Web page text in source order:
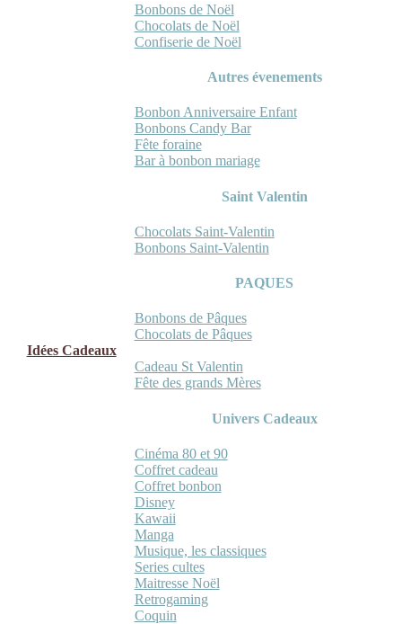
Bonbons de Noël
Chocolats de Noël
Confiserie de Noël
Autres évenements
Bonbon Anniversaire Enfant
Bonbons Candy Bar
Fête foraine
Bar à bonbon mariage
Saint Valentin
Chocolats Saint-Valentin
Bonbons Saint-Valentin
PAQUES
Bonbons de Pâques
Chocolats de Pâques
Idées Cadeaux
Cadeau St Valentin
Fête des grands Mères
Univers Cadeaux
Cinéma 80 et 90
Coffret cadeau
Coffret bonbon
Disney
Kawaii
Manga
Musique, les classiques
Series cultes
Maitresse Noël
Retrogaming
Coquin